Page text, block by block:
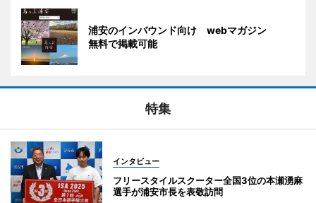
浦安のインバウンド向け webマガジン
無料で掲載可能
特集
インタビュー
フリースタイルスクーター全国3位の本瀬湧麻
選手が浦安市長を表敬訪問